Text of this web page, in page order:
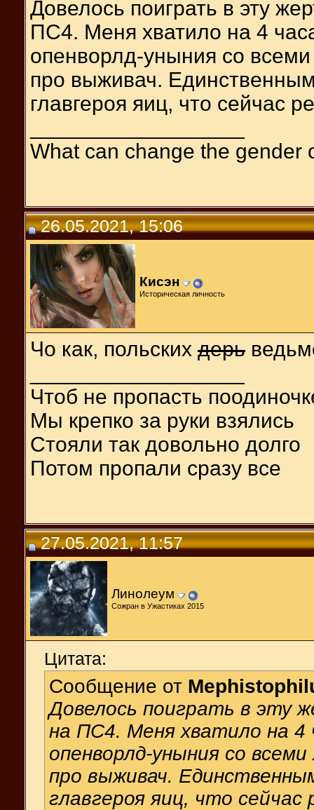
Довелось поиграть в эту
ПС4. Меня хватило на 4
опенворлд-уныния со
про выживач.
главгероя яиц, что сейчас
What can change the gender
26.05.2021, 15:06
Кисэн
Историческая личность
Чо как, польских дерь
Чтоб не пропасть
Мы крепко за руки взялись
Стояли так довольно долго
Потом пропали сразу все
27.05.2021, 11:57
Линолеум
Сожран в Ужастиках 2015
Цитата:
Сообщение от
Довелось поиграть в эту
на ПС4. Меня хватило на 4
опенворлд-уныния со
про выживач.
главгероя яиц, что сейчас